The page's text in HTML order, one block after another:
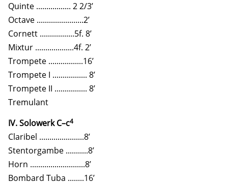
Quinte ................. 2 2/3’
Octave .......................2’
Cornett .................5f. 8’
Mixtur ...................4f. 2’
Trompete .................16’
Trompete I ................. 8’
Trompete II ................ 8’
Tremulant
IV. Solowerk C–c4
Claribel ......................8’
Stentorgambe ...........8’
Horn ...........................8’
Bombard Tuba ........16’